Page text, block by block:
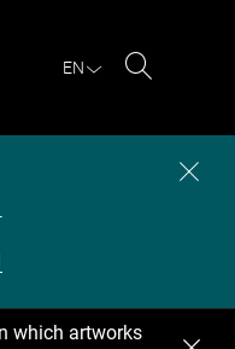
EN
which artworks